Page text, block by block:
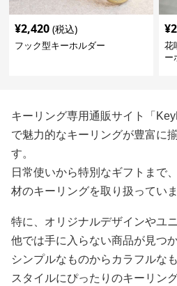
¥2,420 (税込)
フック型キーホルダー
¥
花
ー
キーリング専用通販サイト「
で魅力的なキーリングが豊富に
す。
日常使いから特別なギフトまで
材のキーリングを取り扱っていま
特に、オリジナルデザインやユ
他では手に入らない商品が見つ
シンプルなものからカラフルな
スタイルにぴったりのキーリン